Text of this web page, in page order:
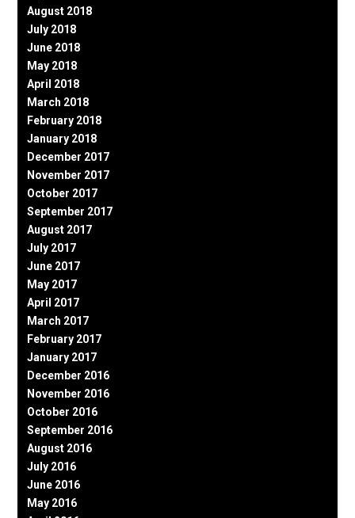
August 2018
July 2018
June 2018
May 2018
April 2018
March 2018
February 2018
January 2018
December 2017
November 2017
October 2017
September 2017
August 2017
July 2017
June 2017
May 2017
April 2017
March 2017
February 2017
January 2017
December 2016
November 2016
October 2016
September 2016
August 2016
July 2016
June 2016
May 2016